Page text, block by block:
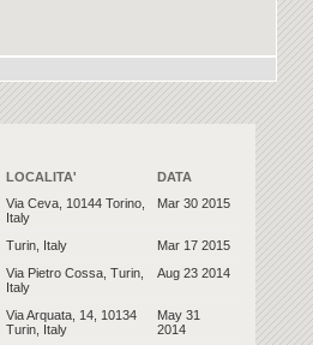
LOCALITA'
DATA
Via Ceva, 10144 Torino,
Italy
Mar 30 2015
Turin, Italy
Mar 17 2015
Via Pietro Cossa, Turin,
Italy
Aug 23 2014
Via Arquata, 14, 10134
Turin, Italy
May 31
2014